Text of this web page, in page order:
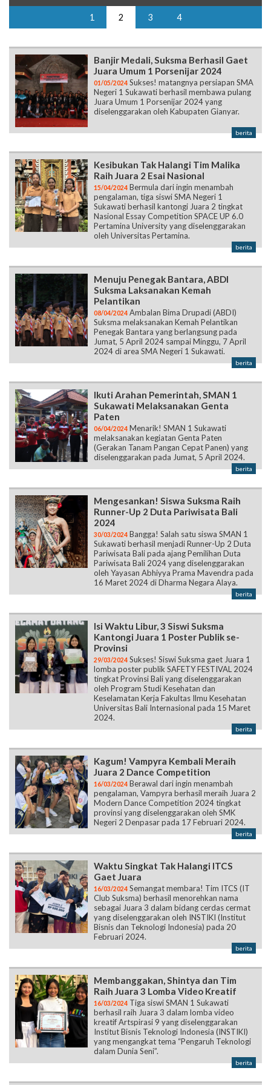
1 2 3 4
Banjir Medali, Suksma Berhasil Gaet
Juara Umum 1 Porsenijar 2024
01/05/2024 Sukses! matangnya persiapan SMA
Negeri 1 Sukawati berhasil membawa pulang
Juara Umum 1 Porsenijar 2024 yang
diselenggarakan oleh Kabupaten Gianyar.
berita
Kesibukan Tak Halangi Tim Malika
Raih Juara 2 Esai Nasional
15/04/2024 Bermula dari ingin menambah
pengalaman, tiga siswi SMA Negeri 1
Sukawati berhasil kantongi Juara 2 tingkat
Nasional Essay Competition SPACE UP 6.0
Pertamina University yang diselenggarakan
oleh Universitas Pertamina.
berita
Menuju Penegak Bantara, ABDI
Suksma Laksanakan Kemah
Pelantikan
08/04/2024 Ambalan Bima Drupadi (ABDI)
Suksma melaksanakan Kemah Pelantikan
Penegak Bantara yang berlangsung pada
Jumat, 5 April 2024 sampai Minggu, 7 April
2024 di area SMA Negeri 1 Sukawati.
berita
Ikuti Arahan Pemerintah, SMAN 1
Sukawati Melaksanakan Genta
Paten
06/04/2024 Menarik! SMAN 1 Sukawati
melaksanakan kegiatan Genta Paten
(Gerakan Tanam Pangan Cepat Panen) yang
diselenggarakan pada Jumat, 5 April 2024.
berita
Mengesankan! Siswa Suksma Raih
Runner-Up 2 Duta Pariwisata Bali
2024
30/03/2024 Bangga! Salah satu siswa SMAN 1
Sukawati berhasil menjadi Runner-Up 2 Duta
Pariwisata Bali pada ajang Pemilihan Duta
Pariwisata Bali 2024 yang diselenggarakan
oleh Yayasan Abhiyya Prama Mavendra pada
16 Maret 2024 di Dharma Negara Alaya.
berita
Isi Waktu Libur, 3 Siswi Suksma
Kantongi Juara 1 Poster Publik se-
Provinsi
29/03/2024 Sukses! Siswi Suksma gaet Juara 1
lomba poster publik SAFETY FESTIVAL 2024
tingkat Provinsi Bali yang diselenggarakan
oleh Program Studi Kesehatan dan
Keselamatan Kerja Fakultas Ilmu Kesehatan
Universitas Bali Internasional pada 15 Maret
2024.
berita
Kagum! Vampyra Kembali Meraih
Juara 2 Dance Competition
16/03/2024 Berawal dari ingin menambah
pengalaman, Vampyra berhasil meraih Juara 2
Modern Dance Competition 2024 tingkat
provinsi yang diselenggarakan oleh SMK
Negeri 2 Denpasar pada 17 Februari 2024.
berita
Waktu Singkat Tak Halangi ITCS
Gaet Juara
16/03/2024 Semangat membara! Tim ITCS (IT
Club Suksma) berhasil menorehkan nama
sebagai Juara 3 dalam bidang cerdas cermat
yang diselenggarakan oleh INSTIKI (Institut
Bisnis dan Teknologi Indonesia) pada 20
Februari 2024.
berita
Membanggakan, Shintya dan Tim
Raih Juara 3 Lomba Video Kreatif
16/03/2024 Tiga siswi SMAN 1 Sukawati
berhasil raih Juara 3 dalam lomba video
kreatif Artspirasi 9 yang diselenggarakan
Institut Bisnis Teknologi Indonesia (INSTIKI)
yang mengangkat tema “Pengaruh Teknologi
dalam Dunia Seni”.
berita